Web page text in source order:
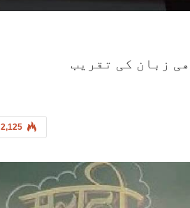
زبان کی تقریب
2,125